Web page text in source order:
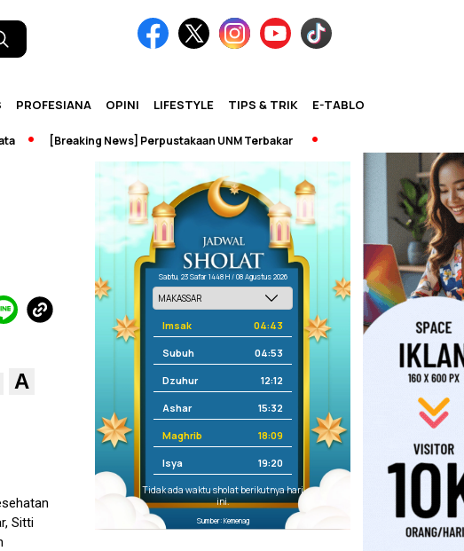
PROFESIANA OPINI LIFESTYLE TIPS & TRIK E-TABLOID
[Breaking News] Perpustakaan UNM Terbakar
A
Sitti
Sabtu, 23 Safar 1448 H / 08 Agustus 2026
Imsak 04:43
Subuh 04:53
Dzuhur 12:12
Ashar 15:32
Maghrib 18:09
Isya 19:20
Tidak ada waktu sholat berikutnya hari
ini.
Sumber: Kemenag